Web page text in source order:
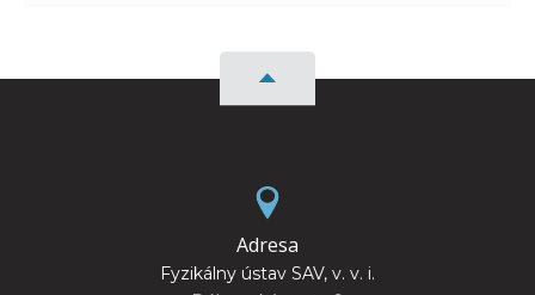
Adresa
Fyzikálny ústav SAV, v. v. i.